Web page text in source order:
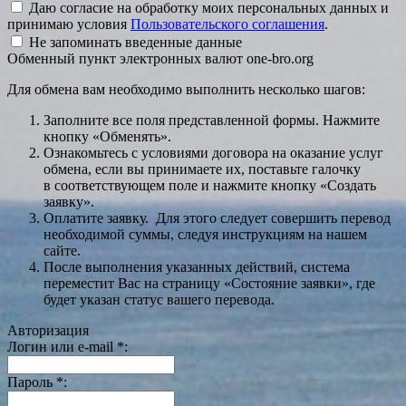
Даю согласие на обработку моих персональных данных и
принимаю условия Пользовательского соглашения.
Не запоминать введенные данные
Обменный пункт электронных валют one-bro.org
Для обмена вам необходимо выполнить несколько шагов:
Заполните все поля представленной формы. Нажмите
кнопку «Обменять».
Ознакомьтесь с условиями договора на оказание услуг
обмена, если вы принимаете их, поставьте галочку
в соответствующем поле и нажмите кнопку «Создать
заявку».
Оплатите заявку. Для этого следует совершить перевод
необходимой суммы, следуя инструкциям на нашем
сайте.
После выполнения указанных действий, система
переместит Вас на страницу «Состояние заявки», где
будет указан статус вашего перевода.
Авторизация
Логин или e-mail *:
Пароль *: